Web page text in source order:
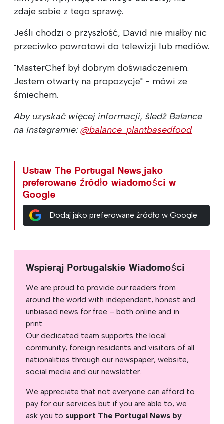
zdaje sobie z tego sprawę.
Jeśli chodzi o przyszłość, David nie miałby nic
przeciwko powrotowi do telewizji lub mediów.
"MasterChef był dobrym doświadczeniem.
Jestem otwarty na propozycje" - mówi ze
śmiechem.
Aby uzyskać więcej informacji, śledź Balance
na Instagramie: @balance_plantbasedfood
Ustaw The Portugal News jako
preferowane źródło wiadomości w
Google
Dodaj jako preferowane źródło w Google
Wspieraj Portugalskie Wiadomości
We are proud to provide our readers from
around the world with independent, honest and
unbiased news for free – both online and in
print.
Our dedicated team supports the local
community, foreign residents and visitors of all
nationalities through our newspaper, website,
social media and our newsletter.
We appreciate that not everyone can afford to
pay for our services but if you are able to, we
ask you to support The Portugal News by